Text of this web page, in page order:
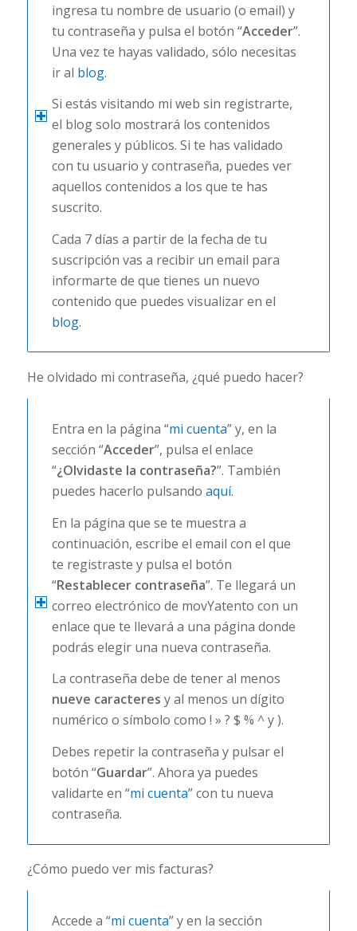
ingresa tu nombre de usuario (o email) y
tu contraseña y pulsa el botón “Acceder”.
Una vez te hayas validado, sólo necesitas
ir al blog.
Si estás visitando mi web sin registrarte,
el blog solo mostrará los contenidos
generales y públicos. Si te has validado
con tu usuario y contraseña, puedes ver
aquellos contenidos a los que te has
suscrito.
Cada 7 días a partir de la fecha de tu
suscripción vas a recibir un email para
informarte de que tienes un nuevo
contenido que puedes visualizar en el
blog.
He olvidado mi contraseña, ¿qué puedo hacer?
Entra en la página “mi cuenta” y, en la
sección “Acceder”, pulsa el enlace
“¿Olvidaste la contraseña?”. También
puedes hacerlo pulsando aquí.
En la página que se te muestra a
continuación, escribe el email con el que
te registraste y pulsa el botón
“Restablecer contraseña”. Te llegará un
correo electrónico de movYatento con un
enlace que te llevará a una página donde
podrás elegir una nueva contraseña.
La contraseña debe de tener al menos
nueve caracteres y al menos un dígito
numérico o símbolo como ! » ? $ % ^ y ).
Debes repetir la contraseña y pulsar el
botón “Guardar”. Ahora ya puedes
validarte en “mi cuenta” con tu nueva
contraseña.
¿Cómo puedo ver mis facturas?
Accede a “mi cuenta” y en la sección